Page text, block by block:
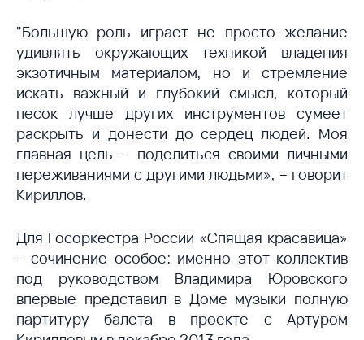
"Большую роль играет не просто желание
удивлять окружающих техникой владения
экзотичным материалом, но и стремление
искать важный и глубокий смысл, который
песок лучше других инструментов сумеет
раскрыть и донести до сердец людей. Моя
главная цель – поделиться своими личными
переживаниями с другими людьми», – говорит
Кириллов.
Для Госоркестра России «Спящая красавица»
– сочинение особое: именно этот коллектив
под руководством Владимира Юровского
впервые представил в Доме музыки полную
партитуру балета в проекте с Артуром